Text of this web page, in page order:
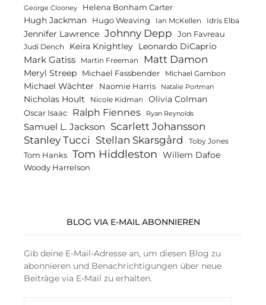
George Clooney Helena Bonham Carter
Hugh Jackman Hugo Weaving Ian McKellen Idris Elba
Jennifer Lawrence Johnny Depp Jon Favreau
Judi Dench Keira Knightley Leonardo DiCaprio
Mark Gatiss Martin Freeman Matt Damon
Meryl Streep Michael Fassbender Michael Gambon
Michael Wächter Naomie Harris Natalie Portman
Nicholas Hoult Nicole Kidman Olivia Colman
Oscar Isaac Ralph Fiennes Ryan Reynolds
Samuel L. Jackson Scarlett Johansson
Stanley Tucci Stellan Skarsgård Toby Jones
Tom Hanks Tom Hiddleston Willem Dafoe
Woody Harrelson
BLOG VIA E-MAIL ABONNIEREN
Gib deine E-Mail-Adresse an, um diesen Blog zu
abonnieren und Benachrichtigungen über neue
Beiträge via E-Mail zu erhalten.